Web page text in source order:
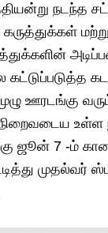
நடந்த
ஊரடங்கு
உள்ள
ஜூன் 7 -ம்
முதல்வர்